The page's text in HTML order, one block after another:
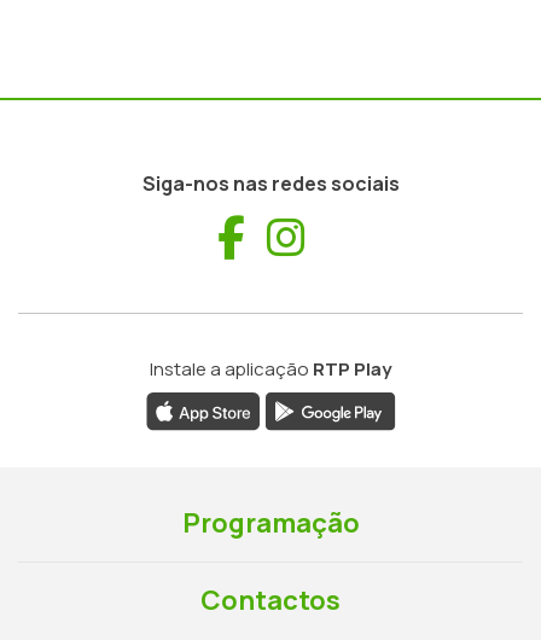
Siga-nos nas redes sociais
Facebook
Instale a aplicação RTP Play
Programação
Contactos